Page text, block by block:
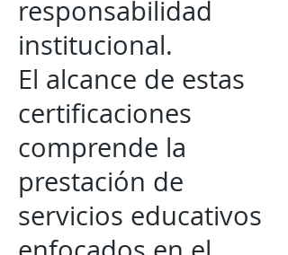
responsabilidad
institucional.
El alcance de estas
certificaciones
comprende la
prestación de
servicios educativos